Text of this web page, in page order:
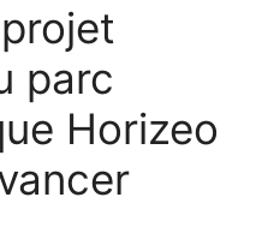
parc
Horizeo